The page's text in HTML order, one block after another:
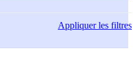
Appliquerles filtres